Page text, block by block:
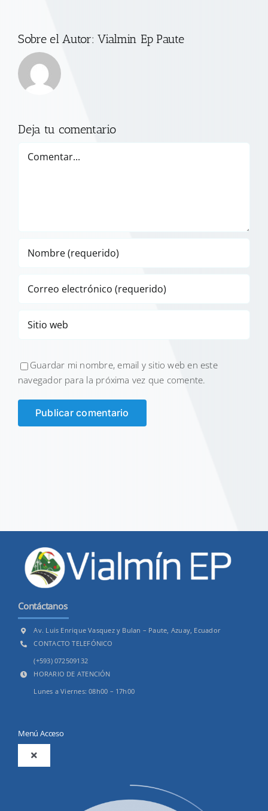
Sobre el Autor:Vialmin Ep Paute
Deja tu comentario
Guardar mi nombre, email y sitio web en este
navegador para la próxima vez que comente.
Contáctanos
Av. Luis Enrique Vasquez y Bulan – Paute, Azuay, Ecuador
CONTACTO TELEFÓNICO
(+593) 072509132
HORARIO DE ATENCIÓN
Lunes a Viernes: 08h00 – 17h00
Menú Acceso
Toggle